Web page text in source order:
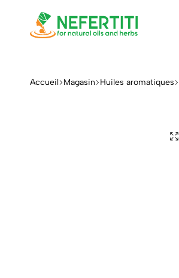
herbs
Accueil Magasin Huiles aromatiques